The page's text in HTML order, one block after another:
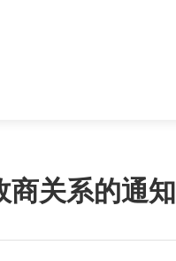
商关系的通知